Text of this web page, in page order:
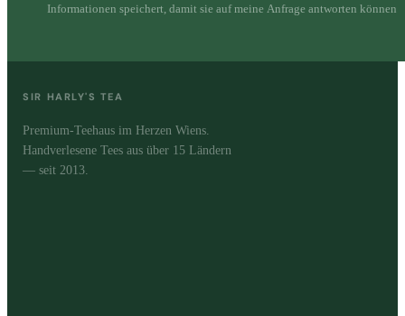
Informationen speichert, damit sie auf meine Anfrage antworten können
SIR HARLY'S TEA
Premium-Teehaus im Herzen Wiens.
Handverlesene Tees aus über 15 Ländern
— seit 2013.